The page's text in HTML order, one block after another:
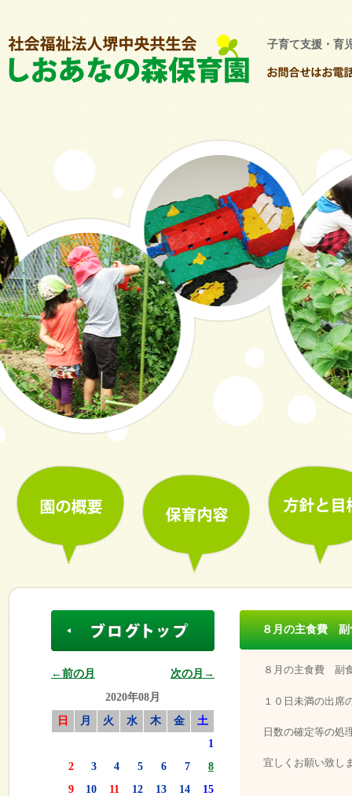
子育て支援・育
←前の月
次の月→
2020年08月
日
月 火 水 木 金
土
1
2
3 4 5 6 7
8
9
10 11 12 13 14
15
８月の主食費 副
８月の主食費 副
１０日未満の出
日数の確定等の処
宜しくお願い致し